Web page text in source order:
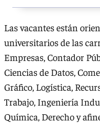
Las vacantes están
universitarios de las
Empresas, Contador
Ciencias de Datos,
Gráfico, Logística,
Trabajo, Ingeniería
Química, Derecho y